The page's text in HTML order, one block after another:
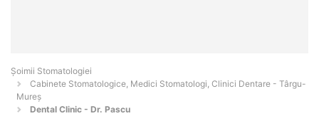
Șoimii Stomatologiei
Cabinete Stomatologice, Medici Stomatologi, Clinici Dentare - Târgu-
Mureş
Dental Clinic - Dr. Pascu